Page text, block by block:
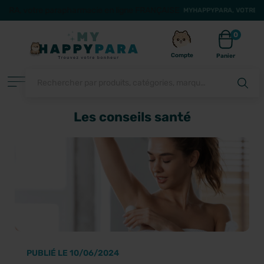
MYHAPPYPARA, VOTRE
Compte
0
Panier
Les conseils santé
PUBLIÉ LE 10/06/2024